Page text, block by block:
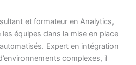
et formateur en Analytics,
équipes dans la mise en place
Expert en intégration
complexes, il